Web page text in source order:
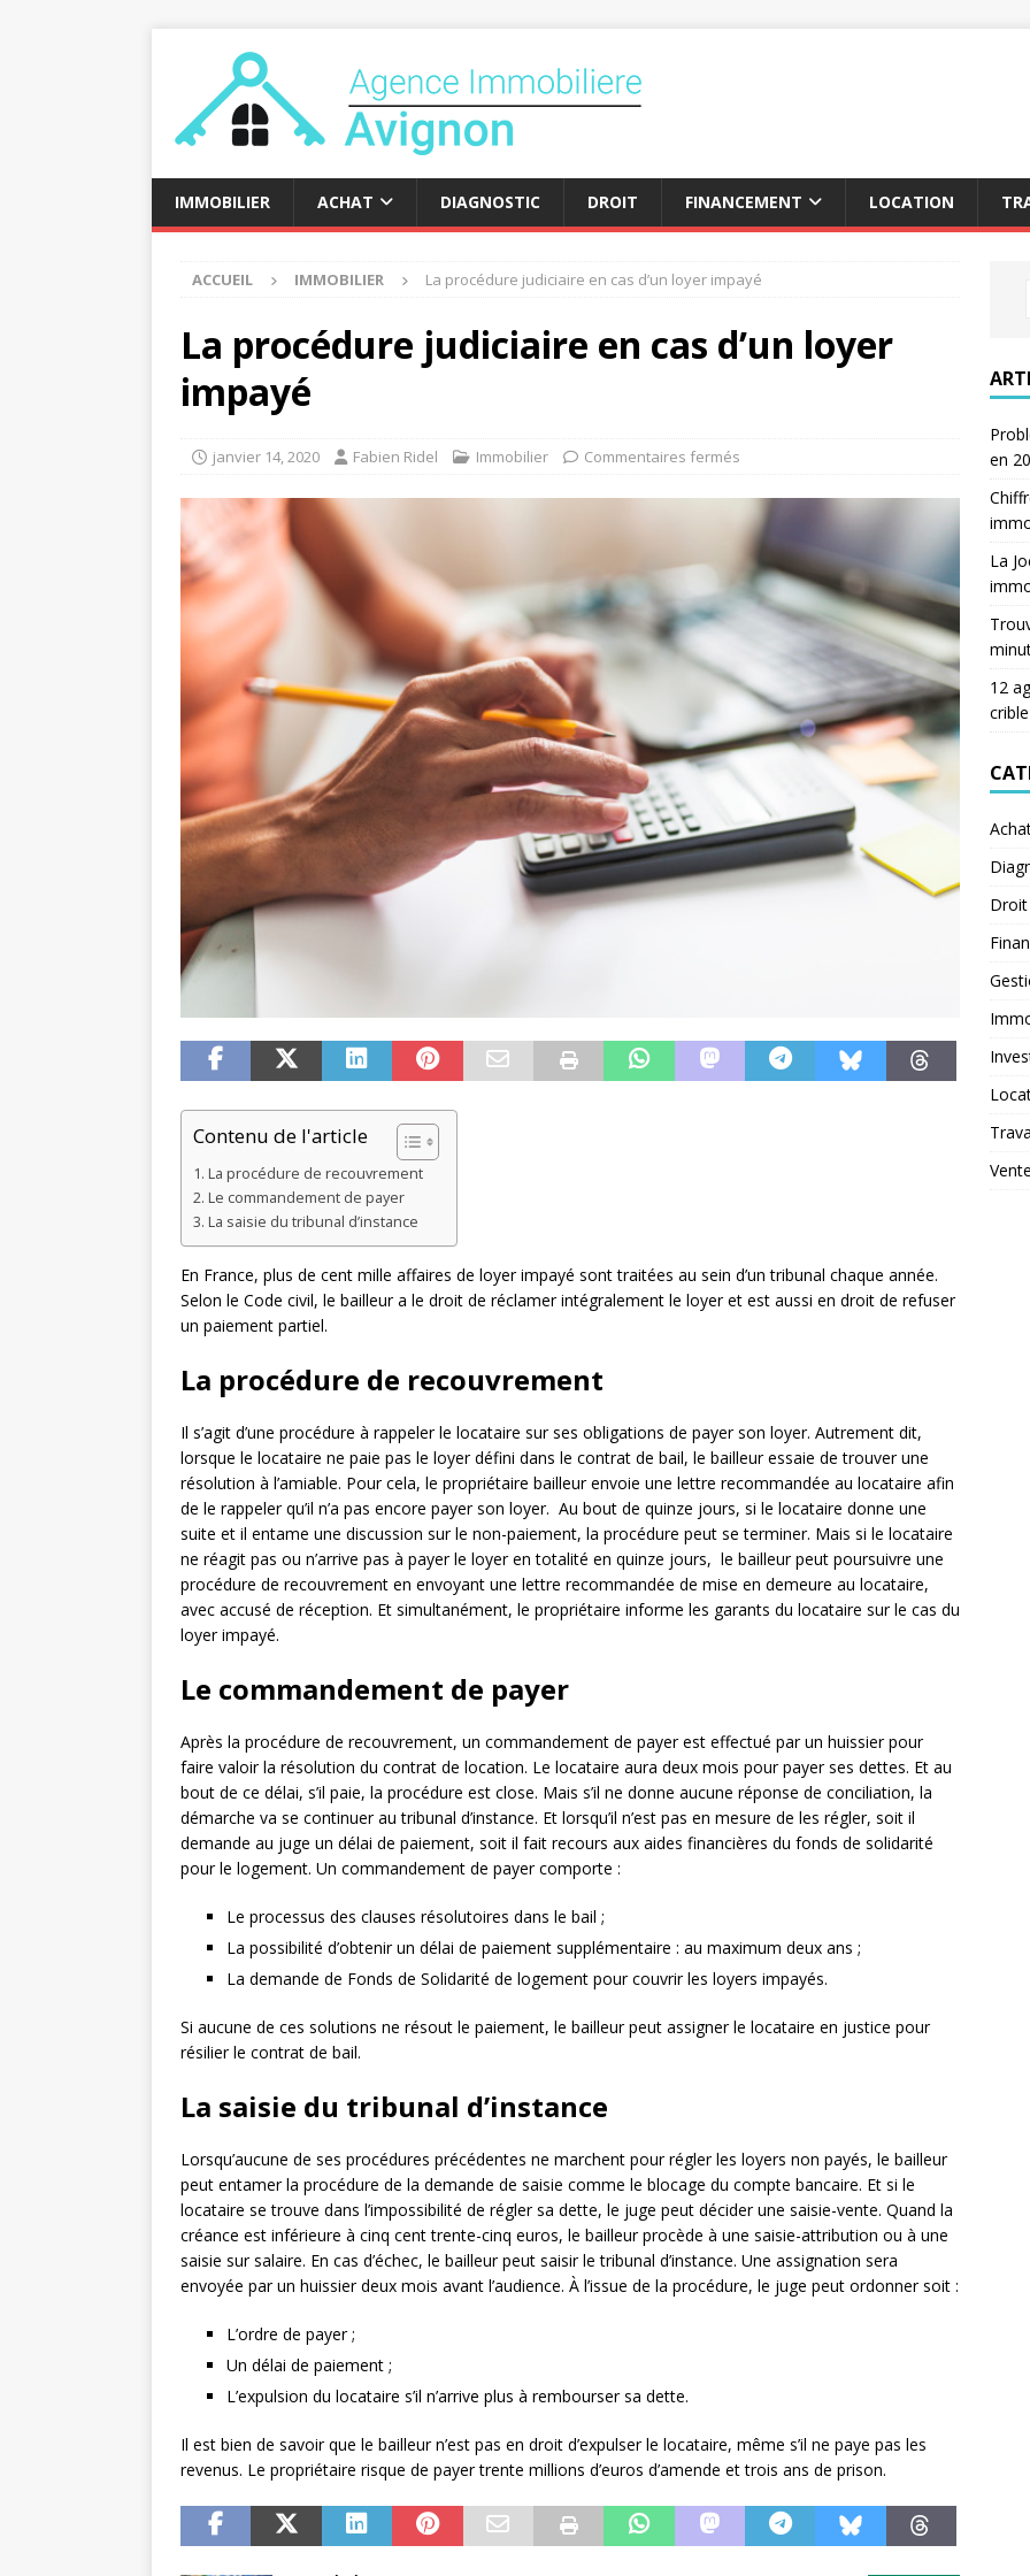
IMMOBILIER ACHAT DIAGNOSTIC DROIT FINANCEMENT LOCATION
ACCUEIL IMMOBILIER La procédure judiciaire en cas d’un loyer impayé
La procédure judiciaire en cas d’un loyer
impayé
janvier 14, 2020 Fabien Ridel Immobilier Commentaires fermés
Contenu de l'article
La procédure de recouvrement
Le commandement de payer
La saisie du tribunal d’instance
En France, plus de cent mille affaires de loyer impayé sont traitées au sein d’un tribunal chaque année.
Selon le Code civil, le bailleur a le droit de réclamer intégralement le loyer et est aussi en droit de refuser
un paiement partiel.
La procédure de recouvrement
Il s’agit d’une procédure à rappeler le locataire sur ses obligations de payer son loyer. Autrement dit,
lorsque le locataire ne paie pas le loyer défini dans le contrat de bail, le bailleur essaie de trouver une
résolution à l’amiable. Pour cela, le propriétaire bailleur envoie une lettre recommandée au locataire afin
de le rappeler qu’il n’a pas encore payer son loyer. Au bout de quinze jours, si le locataire donne une
suite et il entame une discussion sur le non-paiement, la procédure peut se terminer. Mais si le locataire
ne réagit pas ou n’arrive pas à payer le loyer en totalité en quinze jours, le bailleur peut poursuivre une
procédure de recouvrement en envoyant une lettre recommandée de mise en demeure au locataire,
avec accusé de réception. Et simultanément, le propriétaire informe les garants du locataire sur le cas du
loyer impayé.
Le commandement de payer
Après la procédure de recouvrement, un commandement de payer est effectué par un huissier pour
faire valoir la résolution du contrat de location. Le locataire aura deux mois pour payer ses dettes. Et au
bout de ce délai, s’il paie, la procédure est close. Mais s’il ne donne aucune réponse de conciliation, la
démarche va se continuer au tribunal d’instance. Et lorsqu’il n’est pas en mesure de les régler, soit il
demande au juge un délai de paiement, soit il fait recours aux aides financières du fonds de solidarité
pour le logement. Un commandement de payer comporte :
Le processus des clauses résolutoires dans le bail ;
La possibilité d’obtenir un délai de paiement supplémentaire : au maximum deux ans ;
La demande de Fonds de Solidarité de logement pour couvrir les loyers impayés.
Si aucune de ces solutions ne résout le paiement, le bailleur peut assigner le locataire en justice pour
résilier le contrat de bail.
La saisie du tribunal d’instance
Lorsqu’aucune de ses procédures précédentes ne marchent pour régler les loyers non payés, le bailleur
peut entamer la procédure de la demande de saisie comme le blocage du compte bancaire. Et si le
locataire se trouve dans l’impossibilité de régler sa dette, le juge peut décider une saisie-vente. Quand la
créance est inférieure à cinq cent trente-cinq euros, le bailleur procède à une saisie-attribution ou à une
saisie sur salaire. En cas d’échec, le bailleur peut saisir le tribunal d’instance. Une assignation sera
envoyée par un huissier deux mois avant l’audience. À l’issue de la procédure, le juge peut ordonner soit :
L’ordre de payer ;
Un délai de paiement ;
L’expulsion du locataire s’il n’arrive plus à rembourser sa dette.
Il est bien de savoir que le bailleur n’est pas en droit d’expulser le locataire, même s’il ne paye pas les
revenus. Le propriétaire risque de payer trente millions d’euros d’amende et trois ans de prison.
en
La
12
crible
Droit
Vente